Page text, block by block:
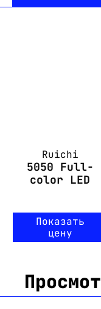
Ruichi
5050 Full-
color LED
Показать
цену